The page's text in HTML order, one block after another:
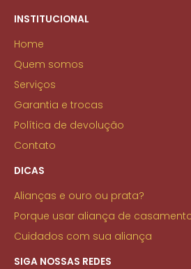
INSTITUCIONAL
Home
Quem somos
Serviços
Garantia e trocas
Política de devolução
Contato
DICAS
Alianças e ouro ou prata?
Porque usar aliança de
Cuidados com sua aliança
SIGA NOSSAS REDES